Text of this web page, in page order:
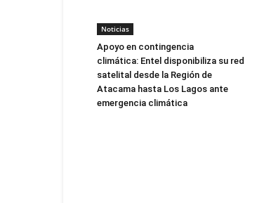
Noticias
Apoyo en contingencia
climática: Entel disponibiliza su red
satelital desde la Región de
Atacama hasta Los Lagos ante
emergencia climática